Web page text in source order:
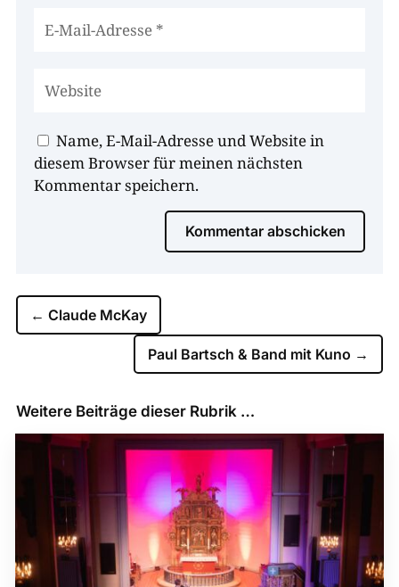
Name, E-Mail-Adresse und Website in
diesem Browser für meinen nächsten
Kommentar speichern.
Kommentar abschicken
← Claude McKay
Paul Bartsch & Band mit Kuno →
Weitere Beiträge dieser Rubrik …